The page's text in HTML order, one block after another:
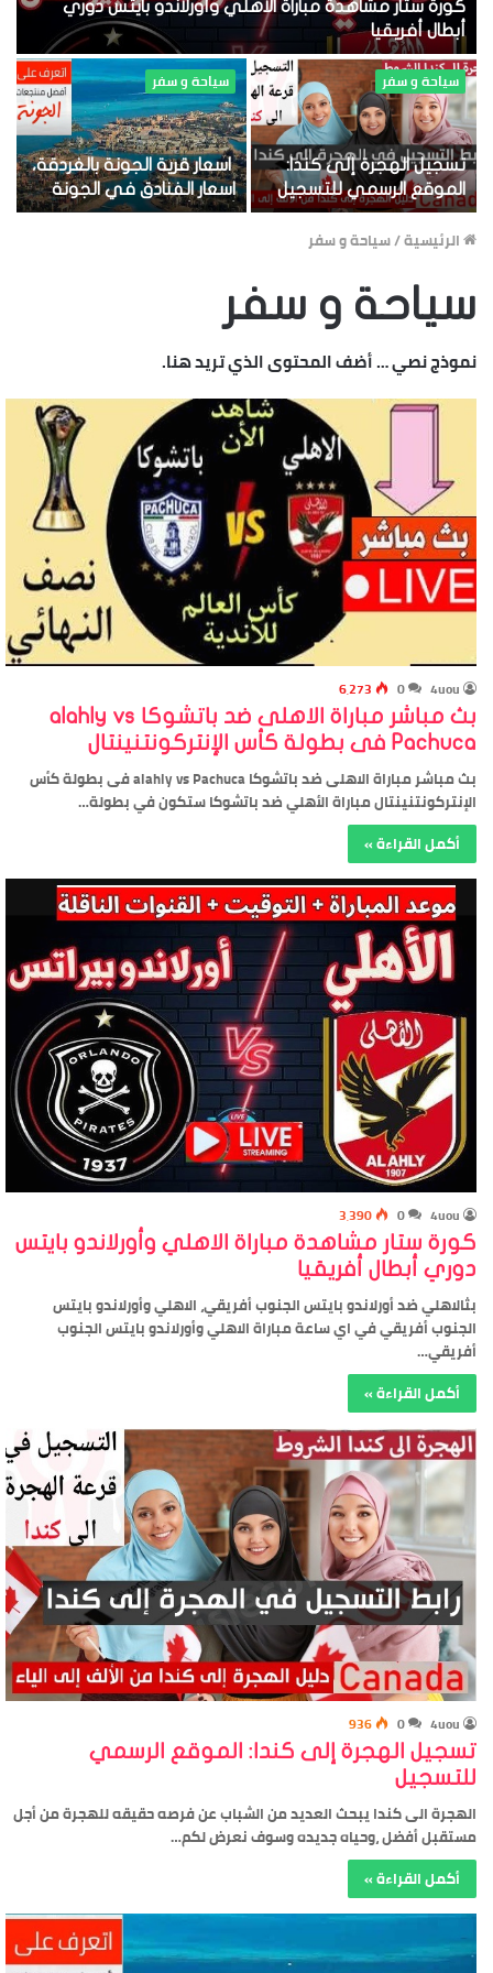
كورة ستار مشاهدة مباراة الاهلي وأورلاندو بايتس دوري
أبطال أفريقيا
سياحة و سفر
تسجيل الهجرة إلى كندا:
الموقع الرسمي للتسجيل
سياحة و سفر
اسعار قرية الجونة بالغردقة،
اسعار الفنادق في الجونة
أرخص أسعار الفنادق بالجونة
الرئيسية/سياحة و سفر
سياحة و سفر
نموذج نصي … أضف المحتوى الذي تريد هنا.
4uou
0 6٬273
بث مباشر مباراة الاهلى ضد باتشوكا alahly vs
Pachuca فى بطولة كأس الإنتركونتنينتال
بث مباشر مباراة الاهلى ضد باتشوكا alahly vs Pachuca فى بطولة كأس
الإنتركونتنينتال مباراة الأهلي ضد باتشوكا ستكون في بطولة…
أكمل القراءة »
4uou
0 3٬390
كورة ستار مشاهدة مباراة الاهلي وأورلاندو بايتس
دوري أبطال أفريقيا
بثالاهلي ضد أورلاندو بايتس الجنوب أفريقي، الاهلي وأورلاندو بايتس
الجنوب أفريقي في اي ساعة مباراة الاهلي وأورلاندو بايتس الجنوب
أفريقي…
أكمل القراءة »
4uou
0
936
تسجيل الهجرة إلى كندا: الموقع الرسمي
للتسجيل
الهجرة الى كندا يبحث العديد من الشباب عن فرصه حقيقه للهجرة من أجل
مستقبل أفضل ،وحياه جديده وسوف نعرض لكم…
أكمل القراءة »